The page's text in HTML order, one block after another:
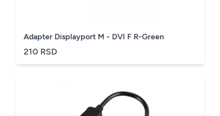
Adapter Displayport M - DVI F R-Green
210 RSD